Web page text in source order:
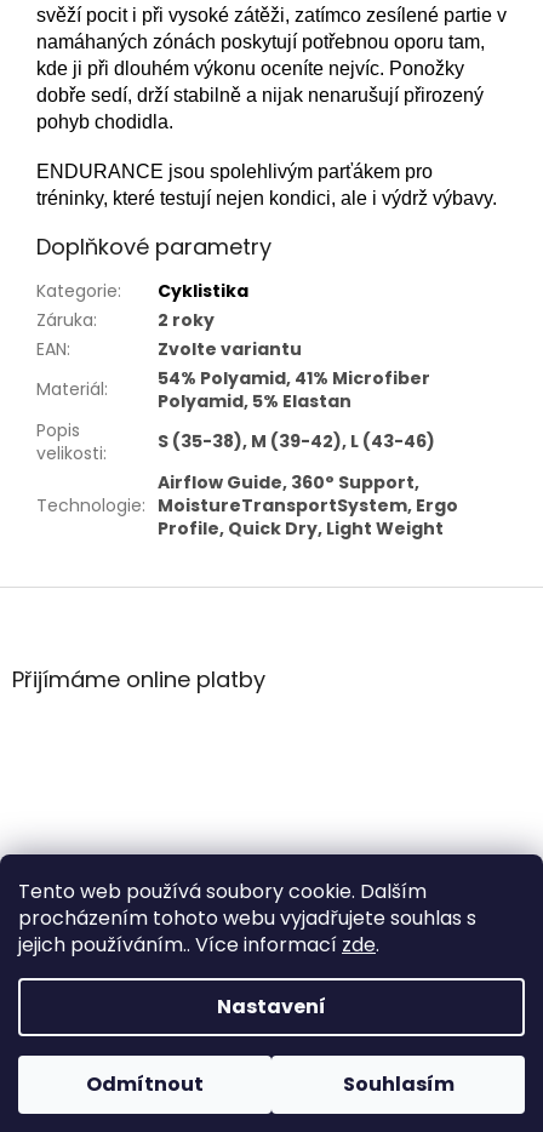
Tento web používá soubory cookie. Dalším
procházením tohoto webu vyjadřujete souhlas s
jejich používáním.. Více informací zde.
Nastavení
Odmítnout Souhlasím
svěží pocit i při vysoké zátěži, zatímco zesílené partie v
namáhaných zónách poskytují potřebnou oporu tam,
kde ji při dlouhém výkonu oceníte nejvíc. Ponožky
dobře sedí, drží stabilně a nijak nenarušují přirozený
pohyb chodidla.
ENDURANCE jsou spolehlivým parťákem pro
tréninky, které testují nejen kondici, ale i výdrž výbavy.
Doplňkové parametry
Kategorie:
Cyklistika
Záruka:
2 roky
EAN:
Zvolte variantu
Materiál:
54% Polyamid, 41% Microfiber
Polyamid, 5% Elastan
Popis
velikosti: S (35-38), M (39-42), L (43-46)
Technologie:
Airflow Guide, 360° Support,
MoistureTransportSystem, Ergo
Profile, Quick Dry, Light Weight
Z
aPřijímáme online platby
Vytvořil Shoptet
Copyright 2026WintersportHK. Všechna práva